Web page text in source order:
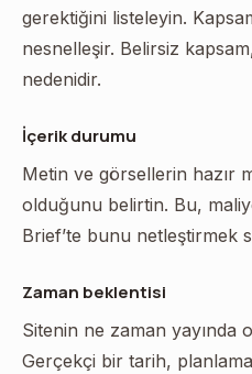
gerektiğini listeleyin.
nesnelleşir. Belirsiz
nedenidir.
İçerik durumu
Metin ve görsellerin hazır
olduğunu belirtin. Bu,
Brief’te bunu netleştirmek
Zaman beklentisi
Sitenin ne zaman yayında
Gerçekçi bir tarih,